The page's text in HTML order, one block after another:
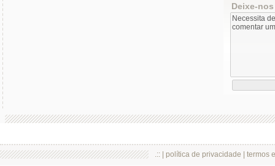
Deixe-
.:: | política de privacidade termos